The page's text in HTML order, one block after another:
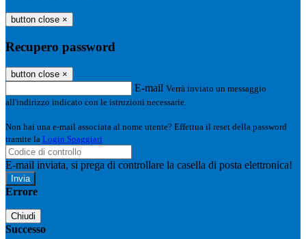
button close ×
Recupero password
button close ×
E-mail Verrà inviato un messaggio
all'indirizzo indicato con le istruzioni necessarie.
Non hai una e-mail associata al nome utente? Effettua il reset della password
tramite la Login Spaggiari
E-mail inviata, si prega di controllare la casella di posta elettronica!
Errore
Chiudi
Successo